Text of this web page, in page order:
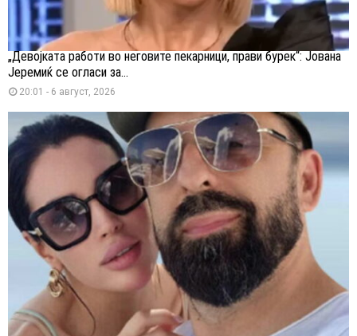
„Девојката работи во неговите пекарници, прави бурек“: Јована
Јеремиќ се огласи за...
20:01 - 6 август, 2026